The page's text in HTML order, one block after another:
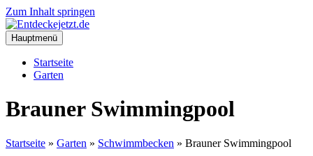
Zum Inhalt springen
Hauptmenü
Startseite
Garten
Brauner Swimmingpool
Startseite » Garten » Schwimmbecken » Brauner Swimmingpool